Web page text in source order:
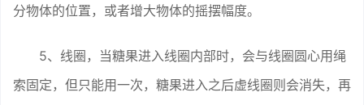
分物体的位置，或者增大物体的摇摆幅度。
5、线圈，当糖果进入线圈内部时，会与线圈圆心用绳
索固定，但只能用一次，糖果进入之后虚线圈则会消失，再